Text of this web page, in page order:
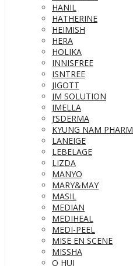
HANIL
HATHERINE
HEIMISH
HERA
HOLIKA
INNISFREE
ISNTREE
JIGOTT
JM SOLUTION
JMELLA
J’SDERMA
KYUNG NAM PHARM
LANEIGE
LEBELAGE
LIZDA
MANYO
MARY&MAY
MASIL
MEDIAN
MEDIHEAL
MEDI-PEEL
MISE EN SCENE
MISSHA
O HUI